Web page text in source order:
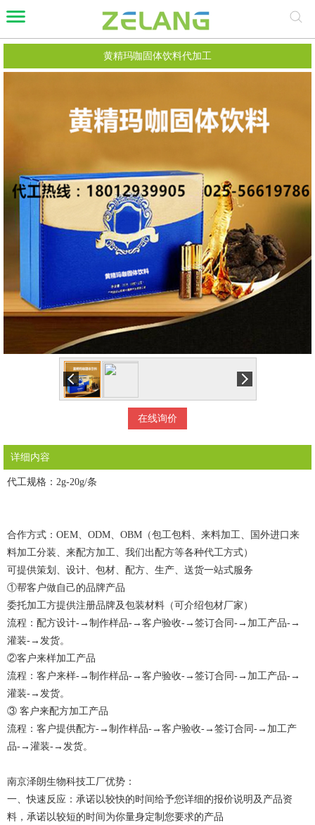
黄精玛咖固体饮料代加工
在线询价
详细内容
代工规格：2g-20g/条
合作方式：OEM、ODM、OBM（包工包料、来料加工、国外进口来
料加工分装、来配方加工、我们出配方等各种代工方式）
可提供策划、设计、包材、配方、生产、送货一站式服务
①帮客户做自己的品牌产品
委托加工方提供注册品牌及包装材料（可介绍包材厂家）
流程：配方设计-→制作样品-→客户验收-→签订合同-→加工产品-→
灌装-→发货。
②客户来样加工产品
流程：客户来样-→制作样品-→客户验收-→签订合同-→加工产品-→
灌装-→发货。
③ 客户来配方加工产品
流程：客户提供配方-→制作样品-→客户验收-→签订合同-→加工产
品-→灌装-→发货。
南京泽朗生物科技工厂优势：
一、快速反应：承诺以较快的时间给予您详细的报价说明及产品资
料，承诺以较短的时间为你量身定制您要求的产品